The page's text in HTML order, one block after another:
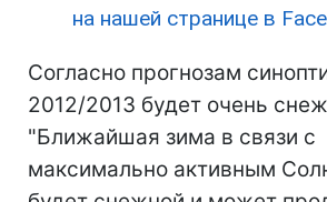
на нашей странице в
Согласно прогнозам
2012/2013 будет очень
"Ближайшая зима в связи с
максимально активным